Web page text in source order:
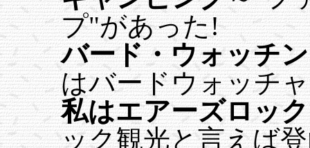
プ"があった!
バード・ウォッチ
はバードウォッチ
私はエアーズロッ
ック観光と言えば